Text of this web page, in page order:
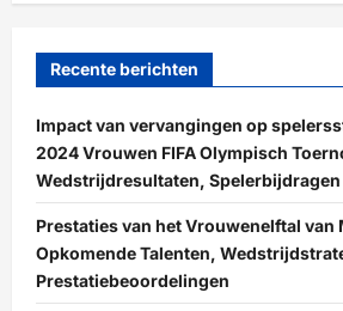
Recente berichten
Impact van vervangingen op
2024 Vrouwen FIFA Olympisch
Wedstrijdresultaten, Spelerbijdragen
Prestaties van het Vrouwenelftal van
Opkomende Talenten,
Prestatiebeoordelingen